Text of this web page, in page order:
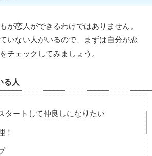
が恋人ができるわけではありません。
いない人がいるので、まずは自分が恋
チェックしてみましょう。
る人
タートして仲良しになりたい
！